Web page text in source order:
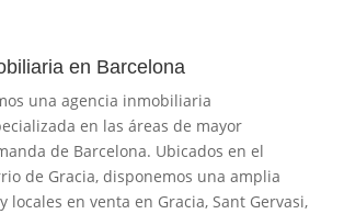
en Barcelona
una agencia inmobiliaria
en las áreas de mayor
de Barcelona. Ubicados en el
de Gracia, disponemos una amplia
locales en venta en Gracia, Sant Gervasi,